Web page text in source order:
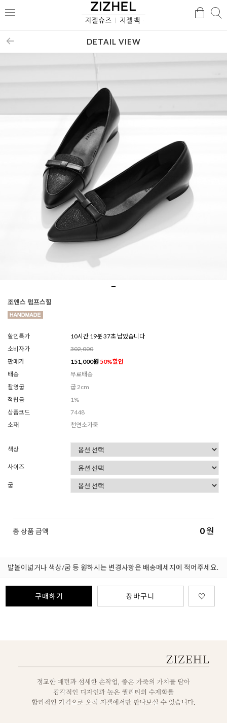
메
검
DETAIL VIEW
조앤스 펌프스힐
할인특가
10시간 19분 35초 남았습니다
소비자가
302,000
판매가
151,000원 50%할인
배송
무료배송
촬영굽
굽 2cm
적립금
1%
상품코드
7448
소재
천연소가죽
색상
사이즈
굽
총 상품 금액 0원
발볼이넓거나 색상/굽 등 원하시는 변경사항은 배송메세지에 적어주세요.
구매하기 장바구니 ♡